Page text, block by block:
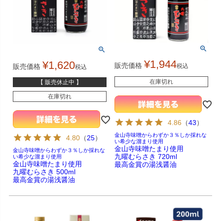
販売価格 ¥1,620税込
【 販売休止中 】
在庫切れ
4.80 （25）
金山寺味噌からわずか３％しか採れな
い希少な溜まり使用
金山寺味噌たまり使用
九曜むらさき 500ml
最高金賞の湯浅醤油
販売価格 ¥1,944税込
在庫切れ
4.86 （43）
金山寺味噌からわずか３％しか採れな
い希少な溜まり使用
金山寺味噌たまり使用
九曜むらさき 720ml
最高金賞の湯浅醤油